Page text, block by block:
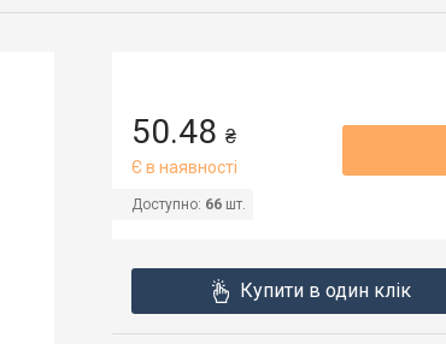
50.48 ₴
Є в наявності
Доступно: 66 шт.
Купити в один клік